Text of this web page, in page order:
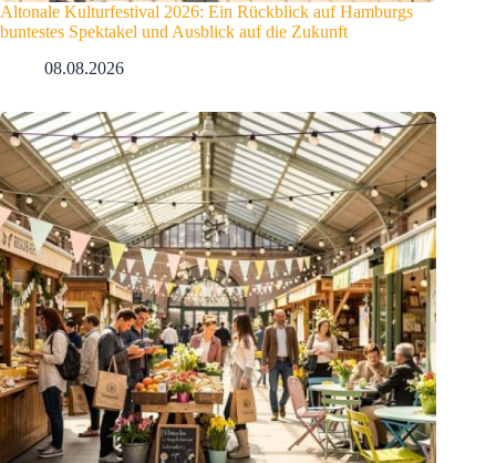
Altonale Kulturfestival 2026: Ein Rückblick auf Hamburgs
buntestes Spektakel und Ausblick auf die Zukunft
08.08.2026